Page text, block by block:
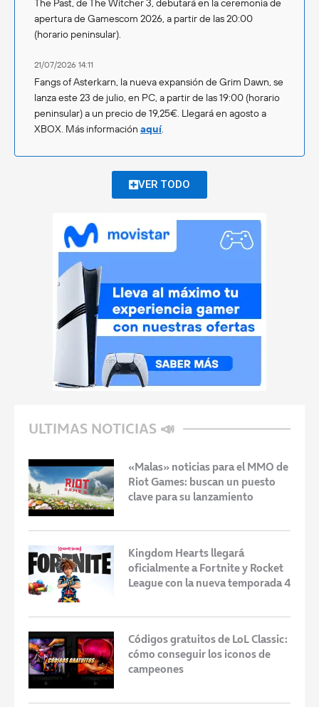
The Past, de The Witcher 3, debutará en la ceremonia de
apertura de Gamescom 2026, a partir de las 20:00
(horario peninsular).
21/07/2026 14:11
Fangs of Asterkarn, la nueva expansión de Grim Dawn, se
lanza este 23 de julio, en PC, a partir de las 19:00 (horario
peninsular) a un precio de 19,25€. Llegará en agosto a
XBOX. Más información aquí.
VER TODO
ULTIMAS NOTICIAS 📣
«Malas» noticias para el MMO de
Riot Games: buscan un puesto
clave para su lanzamiento
Kingdom Hearts llegará
oficialmente a Fortnite y Rocket
League con la nueva temporada 4
Códigos gratuitos de LoL Classic:
cómo conseguir los iconos de
campeones